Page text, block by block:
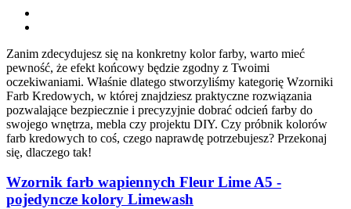
Zanim zdecydujesz się na konkretny kolor farby, warto mieć
pewność, że efekt końcowy będzie zgodny z Twoimi
oczekiwaniami. Właśnie dlatego stworzyliśmy kategorię Wzorniki
Farb Kredowych, w której znajdziesz praktyczne rozwiązania
pozwalające bezpiecznie i precyzyjnie dobrać odcień farby do
swojego wnętrza, mebla czy projektu DIY. Czy próbnik kolorów
farb kredowych to coś, czego naprawdę potrzebujesz? Przekonaj
się, dlaczego tak!
Wzornik farb wapiennych Fleur Lime A5 -
pojedyncze kolory Limewash